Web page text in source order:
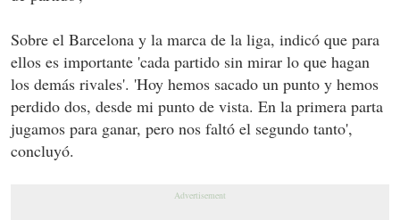
Sobre el Barcelona y la marca de la liga, indicó que para
ellos es importante 'cada partido sin mirar lo que hagan
los demás rivales'. 'Hoy hemos sacado un punto y hemos
perdido dos, desde mi punto de vista. En la primera parta
jugamos para ganar, pero nos faltó el segundo tanto',
concluyó.